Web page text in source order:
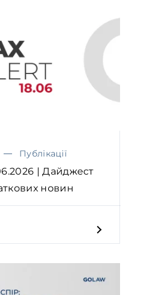
Публікації
| Дайджест
новин